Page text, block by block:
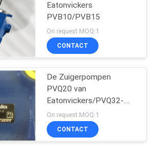
Eatonvickers
PVB10/PVB15
On request MOQ:1
CONTACT
De Zuigerpompen
PVQ20 van
Eatonvickers/PVQ32-
Reeksen
On request MOQ:1
CONTACT